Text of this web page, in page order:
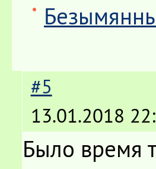
#5
13.01.2018
Было время